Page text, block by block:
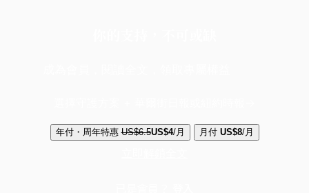
年付・周年特惠 US$6.5US$4/月 月付 US$8/月